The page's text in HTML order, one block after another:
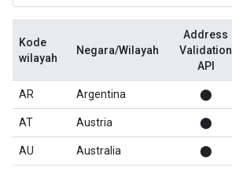
Kode
wilayah
Negara/Wilayah
Address
Validation
API
AR Argentina ⬤
AT Austria ⬤
AU Australia ⬤